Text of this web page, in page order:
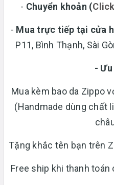
- Chuyển khoản (
- Mua trực tiếp tại cửa
P11, Bình Thạnh, Sài
-
Mua kèm bao da Zippo
(Handmade dùng chất
Tặng khắc tên bạn trên
Free ship khi thanh toán